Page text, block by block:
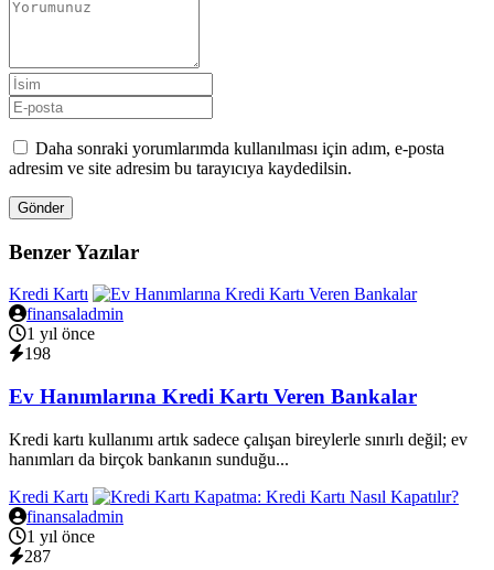
Daha sonraki yorumlarımda kullanılması için adım, e-posta
adresim ve site adresim bu tarayıcıya kaydedilsin.
Gönder
Benzer Yazılar
Kredi Kartı
finansaladmin
1 yıl önce
198
Ev Hanımlarına Kredi Kartı Veren Bankalar
Kredi kartı kullanımı artık sadece çalışan bireylerle sınırlı değil; ev
hanımları da birçok bankanın sunduğu...
Kredi Kartı
finansaladmin
1 yıl önce
287